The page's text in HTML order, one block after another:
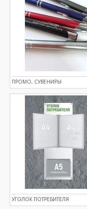
ПРОМО, СУВЕНИРЫ
УГОЛОК ПОТРЕБИТЕЛЯ